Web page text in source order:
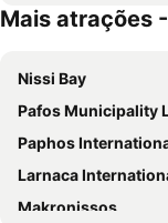
Mikes Kanarium
Onisillos Hotel
The Josephine
Les Palmiers Beach Boutique Hotel &
Mercure Larnaca
The Ciao Stelio Deluxe Boutique
Mais atrações
Nissi Bay
Pafos Municipality
Paphos
Larnaca
Makronissos